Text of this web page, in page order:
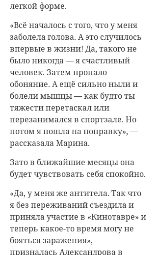
легкой форме.
«Всё началось с того, что у меня
заболела голова. А это случилось
впервые в жизни! Да, такого не
было никогда — я счастливый
человек. Затем пропало
обоняние. А ещё сильно ныли и
болели мышцы — как будто ты
тяжести перетаскал или
перезанимался в спортзале. Но
потом я пошла на поправку», —
рассказала Марина.
Зато в ближайшие месяцы она
будет чувствовать себя спокойно.
«Да, у меня же антитела. Так что
я без переживаний съездила и
приняла участие в «Кинотавре» и
теперь какое-то время могу не
бояться заражения», —
призналась Александрова в